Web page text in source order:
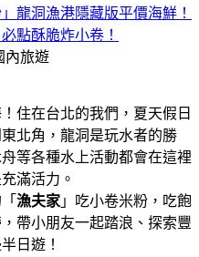
龍洞漁港隱藏版平價海鮮！
點酥脆炸小卷！
內旅遊
住在台北的我們，夏天假日
北角，龍洞是玩水者的勝
等各種水上活動都會在這裡
滿活力。
漁夫家 」吃小卷米粉，吃飽
帶小朋友一起踏浪、探索豐
日遊！